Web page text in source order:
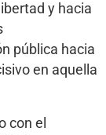
y hacia
pública hacia
en aquella
con el